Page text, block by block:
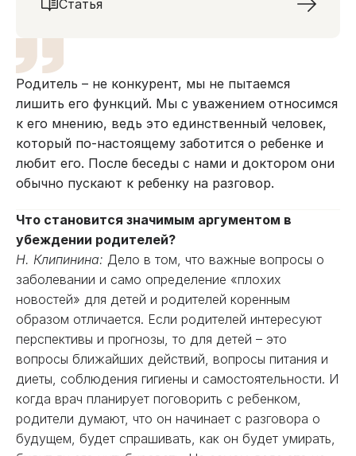
Статья
Родитель – не конкурент, мы не пытаемся
лишить его функций. Мы с уважением относимся
к его мнению, ведь это единственный человек,
который по-настоящему заботится о ребенке и
любит его. После беседы с нами и доктором они
обычно пускают к ребенку на разговор.
Что становится значимым аргументом в
убеждении родителей?
Н. Клипинина: Дело в том, что важные вопросы о
заболевании и само определение «плохих
новостей» для детей и родителей коренным
образом отличается. Если родителей интересуют
перспективы и прогнозы, то для детей – это
вопросы ближайших действий, вопросы питания и
диеты, соблюдения гигиены и самостоятельности. И
когда врач планирует поговорить с ребенком,
родители думают, что он начинает с разговора о
будущем, будет спрашивать, как он будет умирать,